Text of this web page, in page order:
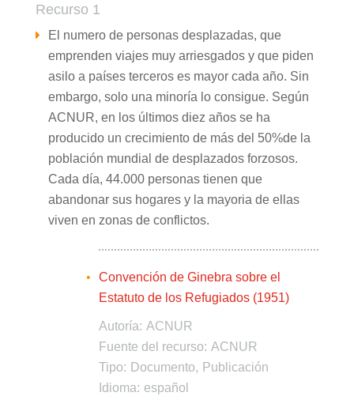
Recurso 1
El numero de personas desplazadas, que
emprenden viajes muy arriesgados y que piden
asilo a países terceros es mayor cada año. Sin
embargo, solo una minoría lo consigue. Según
ACNUR, en los últimos diez años se ha
producido un crecimiento de más del 50%de la
población mundial de desplazados forzosos.
Cada día, 44.000 personas tienen que
abandonar sus hogares y la mayoria de ellas
viven en zonas de conflictos.
Convención de Ginebra sobre el
Estatuto de los Refugiados (1951)
Autoría: ACNUR
Fuente del recurso: ACNUR
Tipo: Documento
Publicación
Idioma: español